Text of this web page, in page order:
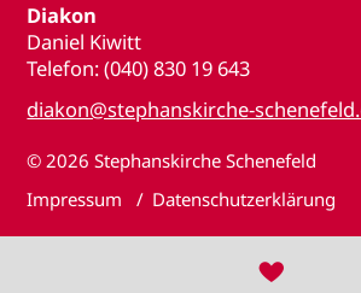
Diakon
Daniel Kiwitt
Telefon: (040) 830 19 643
diakon@stephanskirche-
© 2026 Stephanskirche Schenefeld
Impressum
Datenschutzerklärung
♥